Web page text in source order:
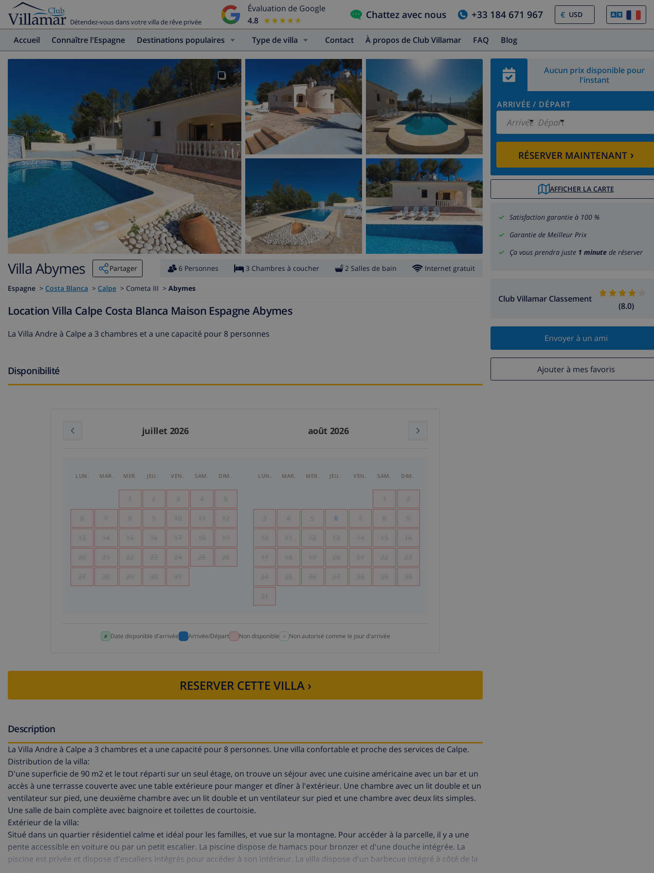
Détendez-vous dans votre villa de rêve privée
Évaluation de Google
4.8 ★★★★★
★★★★★ Chattez avec nous +33 184 671 967 €
Accueil Connaître l'Espagne Destinations populaires Type de villa Contact À propos de Club Villamar FAQ Blog
Aucun prix disponible pour
l'instant
ARRIVÉE / DÉPART
Arrivée Départ
RÉSERVER MAINTENANT›
AFFICHER LA CARTE
Satisfaction garantie à 100 %
Garantie de Meilleur Prix
Ça vous prendra juste 1 minute de réserver
Club Villamar Classement
(8.0)
Envoyer à un ami
Ajouter à mes favoris
Villa Abymes Partager 6 Personnes 3 Chambres à coucher 2 Salles de bain Internet gratuit
Espagne > Costa Blanca > Calpe > Cometa III > Abymes
Location Villa Calpe Costa Blanca Maison Espagne Abymes
La Villa Andre à Calpe a 3 chambres et a une capacité pour 8 personnes
Disponibilité
juillet 2026 août 2026
LUN. MAR. MER. JEU. VEN. SAM. DIM.
1 2 3 4 5
6 7 8 9 10 11 12
13 14 15 16 17 18 19
20 21 22 23 24 25 26
27 28 29 30 31
LUN. MAR. MER. JEU. VEN. SAM. DIM.
1 2
3 4 5 6 7 8 9
10 11 12 13 14 15 16
17 18 19 20 21 22 23
24 25 26 27 28 29 30
31
Date disponible d'arrivée Arrivée/Départ Non disponible Non autorisé comme le jour d'arrivée
RESERVER CETTE VILLA ›
Description
La Villa Andre à Calpe a 3 chambres et a une capacité pour 8 personnes. Une villa confortable et proche des services de Calpe.
Distribution de la villa:
D'une superficie de 90 m2 et le tout réparti sur un seul étage, on trouve un séjour avec une cuisine américaine avec un bar et un
accès à une terrasse couverte avec une table extérieure pour manger et dîner à l'extérieur. Une chambre avec un lit double et un
ventilateur sur pied, une deuxième chambre avec un lit double et un ventilateur sur pied et une chambre avec deux lits simples.
Une salle de bain complète avec baignoire et toilettes de courtoisie.
Extérieur de la villa:
Situé dans un quartier résidentiel calme et idéal pour les familles, et vue sur la montagne. Pour accéder à la parcelle, il y a une
pente accessible en voiture ou par un petit escalier. La piscine dispose de hamacs pour bronzer et d'une douche intégrée. La
piscine est privée et dispose d'escaliers intégrés pour accéder à son intérieur. La villa dispose d'un barbecue intégré à côté de la